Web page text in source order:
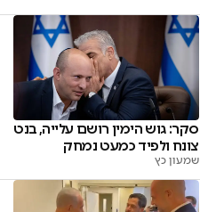
סקר: גוש הימין רושם עלייה, בנט
צונח ולפיד כמעט נמחק
שמעון כץ